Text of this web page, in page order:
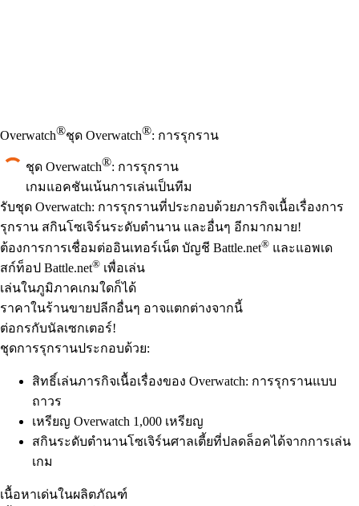
Overwatch®ชุด Overwatch®: การรุกราน
ชุด Overwatch®: การรุกราน
เกมแอคชันเน้นการเล่นเป็นทีม
Product Notification
รับชุด Overwatch: การรุกรานที่ประกอบด้วยภารกิจเนื้อเรื่องการ
รุกราน สกินโซเจิร์นระดับตำนาน และอื่นๆ อีกมากมาย!
ราคา
Available actions
ต้องการการเชื่อมต่ออินเทอร์เน็ต บัญชี Battle.net® และแอพเด
สก์ท็อป Battle.net® เพื่อเล่น
เล่นในภูมิภาคเกมใดก็ได้
ราคาในร้านขายปลีกอื่นๆ อาจแตกต่างจากนี้
ต่อกรกับนัลเซกเตอร์!
ชุดการรุกรานประกอบด้วย:
สิทธิ์เล่นภารกิจเนื้อเรื่องของ Overwatch: การรุกรานแบบ
ถาวร
เหรียญ Overwatch 1,000 เหรียญ
สกินระดับตำนานโซเจิร์นศาลเตี้ยที่ปลดล็อคได้จากการเล่น
เกม
เนื้อหาเด่นในผลิตภัณฑ์